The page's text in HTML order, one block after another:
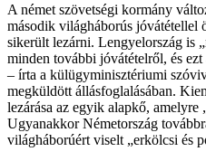
A német szövetségi kormány
második világháborús jóvátétellel
sikerült lezárni. Lengyelország is
minden további jóvátételről, és
– írta a külügyminisztériumi
megküldött állásfoglalásában.
lezárása az egyik alapkő, amelyre
Ugyanakkor Németország
világháborúért viselt „erkölcsi és